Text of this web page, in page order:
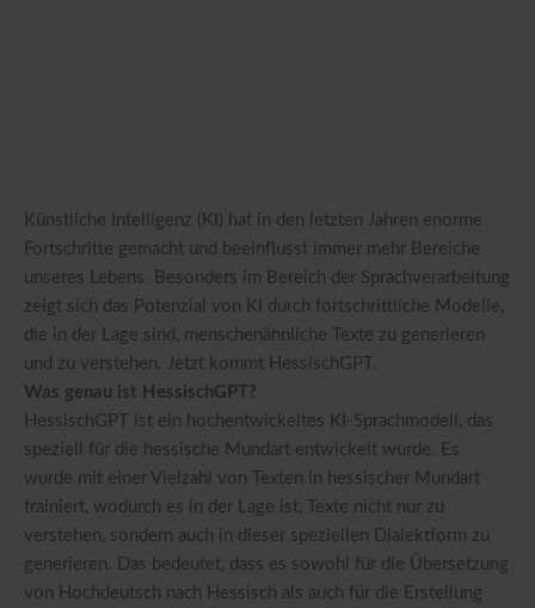
Künstliche Intelligenz (KI) hat in den letzten Jahren enorme
Fortschritte gemacht und beeinflusst immer mehr Bereiche
unseres Lebens. Besonders im Bereich der Sprachverarbeitung
zeigt sich das Potenzial von KI durch fortschrittliche Modelle,
die in der Lage sind, menschenähnliche Texte zu generieren
und zu verstehen. Jetzt kommt HessischGPT.
Was genau ist HessischGPT?
HessischGPT ist ein hochentwickeltes KI-Sprachmodell, das
speziell für die hessische Mundart entwickelt wurde. Es
wurde mit einer Vielzahl von Texten in hessischer Mundart
trainiert, wodurch es in der Lage ist, Texte nicht nur zu
verstehen, sondern auch in dieser speziellen Dialektform zu
generieren. Das bedeutet, dass es sowohl für die Übersetzung
von Hochdeutsch nach Hessisch als auch für die Erstellung